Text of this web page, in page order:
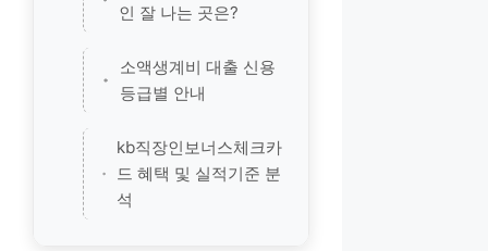
인 잘 나는 곳은?
소액생계비 대출 신용
등급별 안내
kb직장인보너스체크카
드 혜택 및 실적기준 분
석